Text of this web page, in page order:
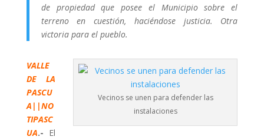
de propiedad que posee el Municipio sobre el
terreno en cuestión, haciéndose justicia. Otra
victoria para el pueblo.
Vecinos se unen para defender las
instalaciones
VALLE
DE LA
PASCU
A||NO
TIPASC
UA.- El